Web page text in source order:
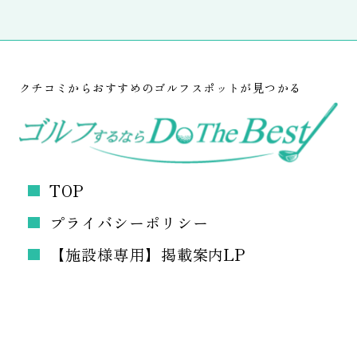
クチコミからおすすめのゴルフスポットが見つかる
TOP
プライバシーポリシー
【施設様専用】掲載案内LP